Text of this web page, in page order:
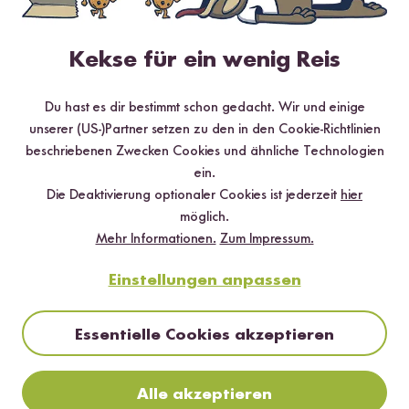
Eigenschaften & Nährwerte von Linsen
Was sind Linsen?| Nährwerte von roten Linsen| Nährwerte von
Nährwerte von grünen Linsen
Beluga Linsen | Das könnte dich auch interessieren!
Passende Produkte
Kekse für ein wenig Reis
Du hast es dir bestimmt schon gedacht. Wir und einige
unserer (US-)Partner setzen zu den in den Cookie-Richtlinien
beschriebenen Zwecken Cookies und ähnliche Technologien
ein.
Die Deaktivierung optionaler Cookies ist jederzeit hier
möglich.
Mehr Informationen. Zum Impressum.
Einstellungen anpassen
Essentielle Cookies akzeptieren
Alle akzeptieren